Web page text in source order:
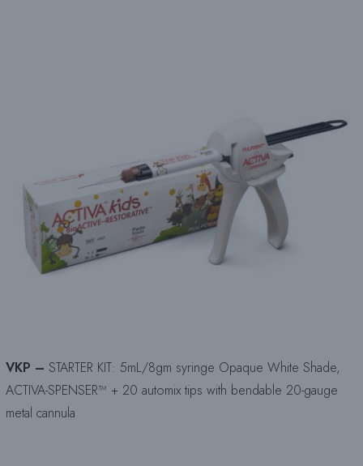
VKP – STARTER KIT: 5mL/8gm syringe Opaque White Shade,
ACTIVA-SPENSER™ + 20 automix tips with bendable 20-gauge
metal cannula